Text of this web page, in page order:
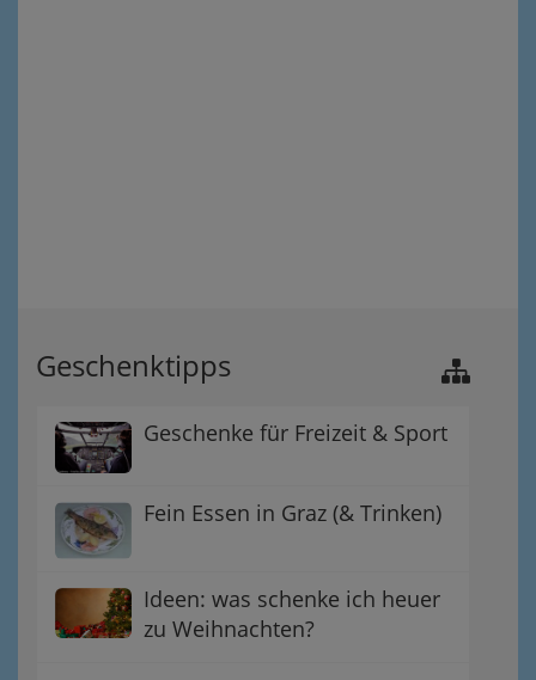
Geschenktipps
Geschenke für Freizeit & Sport
Fein Essen in Graz (& Trinken)
Ideen: was schenke ich heuer
zu Weihnachten?